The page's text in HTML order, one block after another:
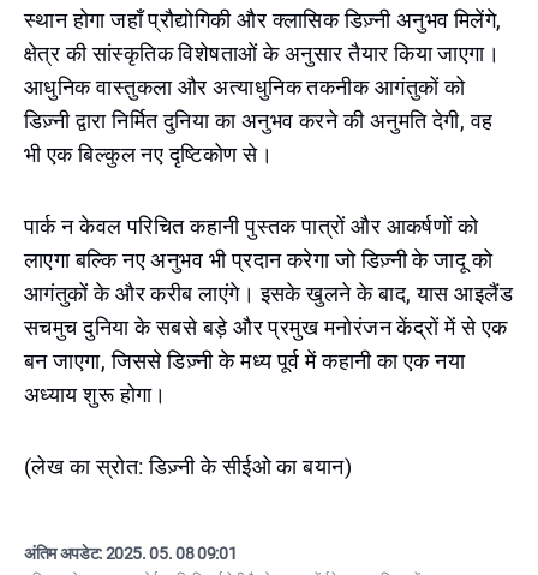
स्थान होगा जहाँ प्रौद्योगिकी और क्लासिक डिज़्नी अनुभव मिलेंगे,
क्षेत्र की सांस्कृतिक विशेषताओं के अनुसार तैयार किया जाएगा।
आधुनिक वास्तुकला और अत्याधुनिक तकनीक आगंतुकों को
डिज़्नी द्वारा निर्मित दुनिया का अनुभव करने की अनुमति देगी, वह
भी एक बिल्कुल नए दृष्टिकोण से।
पार्क न केवल परिचित कहानी पुस्तक पात्रों और आकर्षणों को
लाएगा बल्कि नए अनुभव भी प्रदान करेगा जो डिज़्नी के जादू को
आगंतुकों के और करीब लाएंगे। इसके खुलने के बाद, यास आइलैंड
सचमुच दुनिया के सबसे बड़े और प्रमुख मनोरंजन केंद्रों में से एक
बन जाएगा, जिससे डिज़्नी के मध्य पूर्व में कहानी का एक नया
अध्याय शुरू होगा।
(लेख का स्रोत: डिज़्नी के सीईओ का बयान)
अंतिम अपडेट:2025. 05. 08 09:01